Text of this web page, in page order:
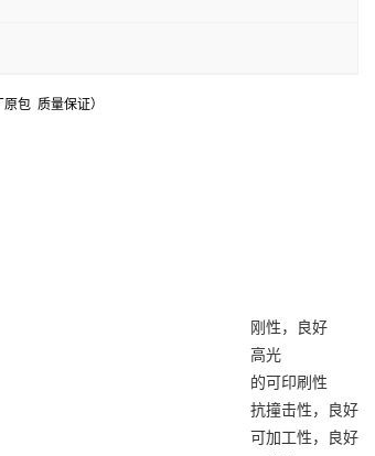
包 质量保证）
刚性，良好
高光
的可印刷性
抗撞击性，良好
可加工性，良好